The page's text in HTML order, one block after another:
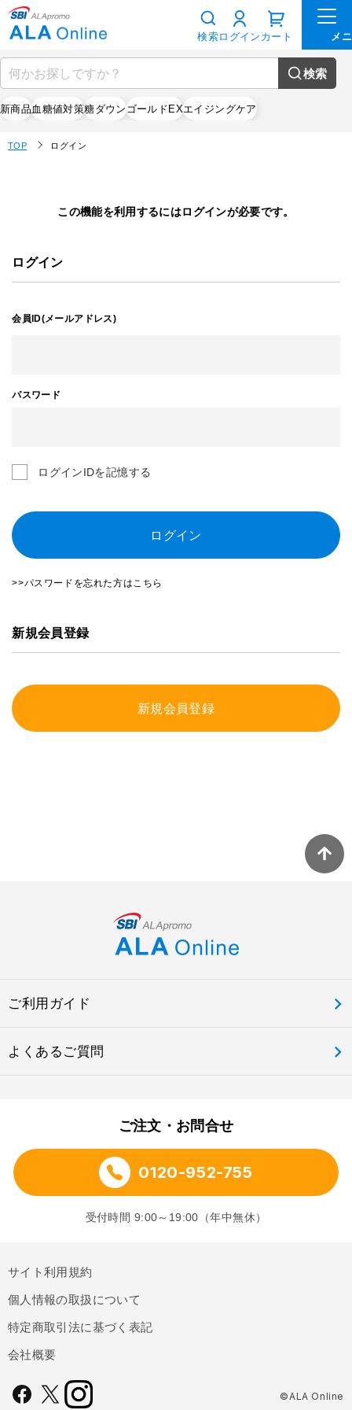
検索
新商品血糖値対策糖ダウンゴールドEXエイジングケア
検索ログイン カート
TOP ログイン
この機能を利用するにはログインが必要です。
ログイン
会員ID(メールアドレス)
パスワード
ログインIDを記憶する
ログイン
>>パスワードを忘れた方はこちら
新規会員登録
新規会員登録
ご利用ガイド
よくあるご質問
ご注文・お問合せ
0120-952-755
受付時間 9:00～19:00（年中無休）
サイト利用規約
個人情報の取扱について
特定商取引法に基づく表記
会社概要
©ALA Online